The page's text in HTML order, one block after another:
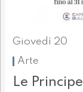
Giovedì 20
Arte
Le